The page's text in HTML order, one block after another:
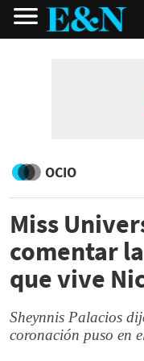
OCIO
Miss
comentar
que vive
Sheynnis Palacios
coronación puso en